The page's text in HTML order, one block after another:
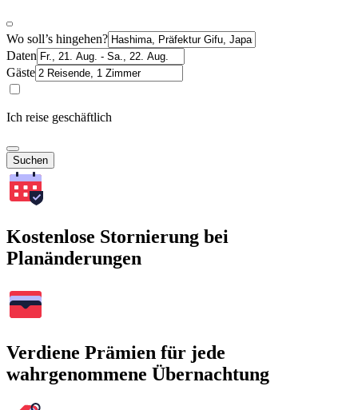
Wo soll’s hingehen?
Daten
Gäste
Ich reise geschäftlich
Suchen
Kostenlose Stornierung bei
Planänderungen
Verdiene Prämien für jede
wahrgenommene Übernachtung